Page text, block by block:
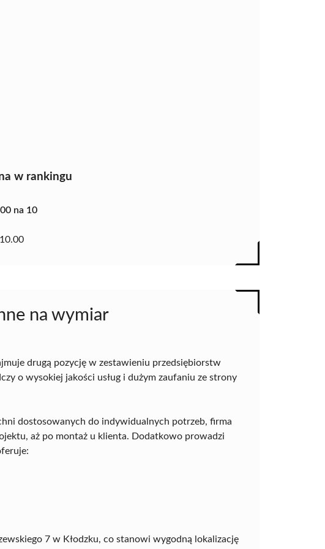
w rankingu
na 10
10.00
na wymiar
drugą pozycję w zestawieniu przedsiębiorstw
o wysokiej jakości usług i dużym zaufaniu ze strony
dostosowanych do indywidualnych potrzeb, firma
aż po montaż u klienta. Dodatkowo prowadzi
7 w Kłodzku, co stanowi wygodną lokalizację